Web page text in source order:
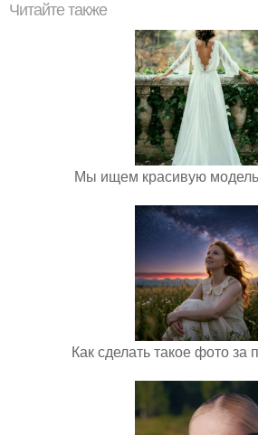
Читайте также
Мы ищем красивую
Как сделать такое фото за